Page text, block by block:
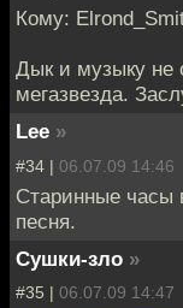
Кому:
Дык и музыку не
мегазвезда.
Lee »
#34 | 06.07.09 14:46
Старинные часы
песня.
Сушки-зло »
#35 | 06.07.09 14:47